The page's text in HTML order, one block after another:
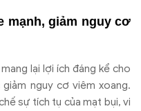
mạnh, giảm nguy cơ
lại lợi ích đáng kể cho
nguy cơ viêm xoang.
sự tích tụ của mạt bụi, vi